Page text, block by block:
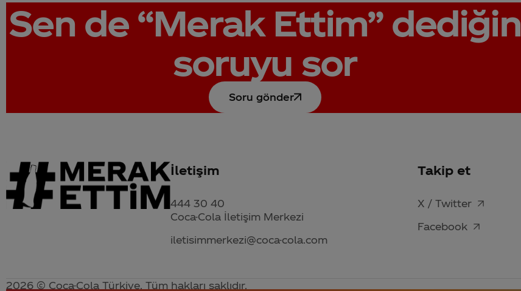
Sen de “Merak Ettim”dediğin
soruyu sor
Soru gönder
İletişim
444 30 40
Coca-Cola İletişim Merkezi
iletisimmerkezi@coca-cola.com
Takip et
X / Twitter
Facebook
2026 © Coca-Cola Türkiye. Tüm hakları saklıdır.